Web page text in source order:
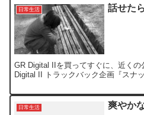
日常生活 話せた
GR Digital IIを買ってすぐに、近く
Digital II トラックバック企画『スナ
日常生活 爽やか